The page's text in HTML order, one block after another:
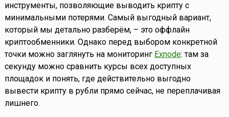
инструменты, позволяющие выводить крипту с
минимальными потерями. Самый выгодный вариант,
который мы детально разберём, – это оффлайн
криптообменники. Однако перед выбором конкретной
точки можно заглянуть на мониторинг Exnode: там за
секунду можно сравнить курсы всех доступных
площадок и понять, где действительно выгодно
вывести крипту в рубли прямо сейчас, не переплачивая
лишнего.